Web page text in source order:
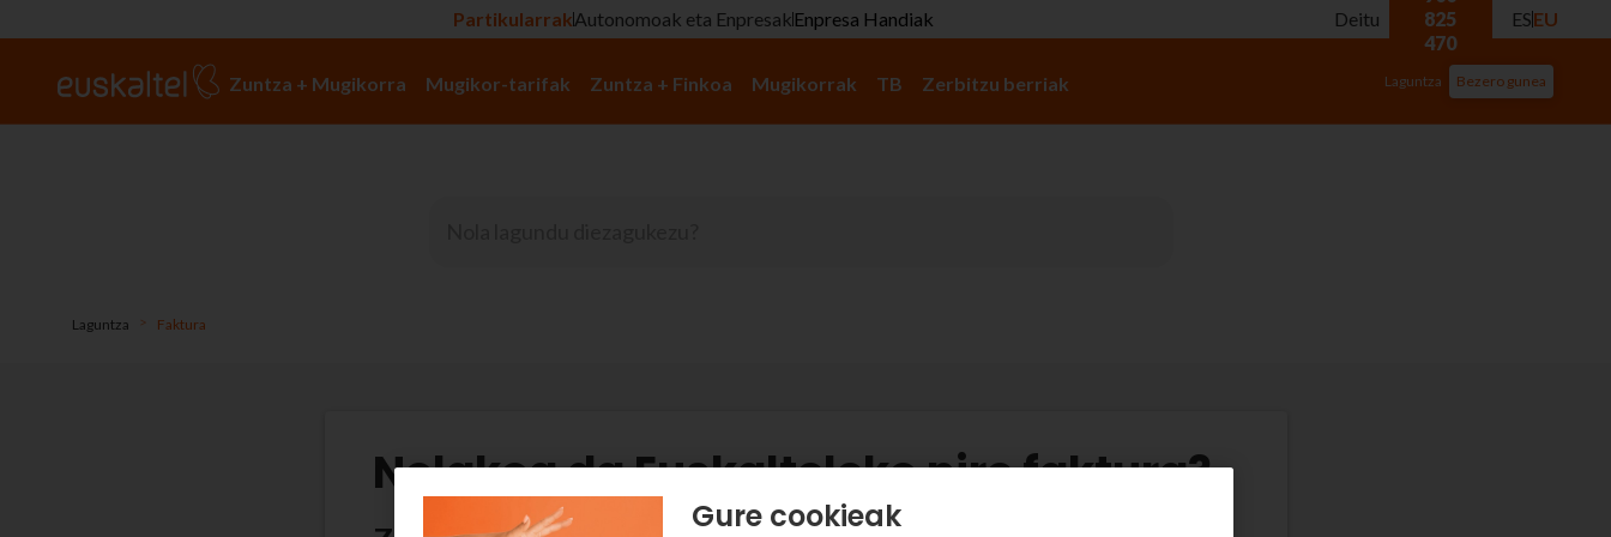
PartikularrakAutonomoak eta EnpresakEnpresa Handiak Deitu
825
470
ESEU
Zuntza + Mugikorra Mugikor-tarifak Zuntza + Finkoa Mugikorrak TB Zerbitzu berriak Laguntza Bezero gunea
Laguntza > Faktura
Nolakoa da Euskalteleko nire faktura?
Gure cookieak